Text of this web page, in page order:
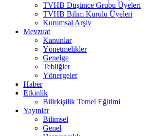
TVHB Düşünce Grubu Üyeleri
TVHB Bilim Kurulu Üyeleri
Kurumsal Arşiv
Mevzuat
Kanunlar
Yönetmelikler
Genelge
Tebliğler
Yönergeler
Haber
Etkinlik
Bilirkişilik Temel Eğitimi
Yayınlar
Bilimsel
Genel